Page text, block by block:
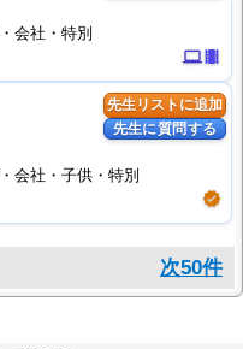
computertheaters
会社・特別
先生リストに追加
先生に質問する
verified
会社・子供・特別
次50件